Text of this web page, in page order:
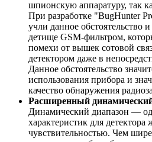
шпионскую аппаратуру, так
При разработке "BugHunter
учли данное обстоятельство
детище GSM-фильтром,
помехи от вышек сотовой
детектором даже в
Данное обстоятельство
использования прибора и
качество обнаружения
Расширенный
Динамический диапазон —
характеристик для детектора
чувствительностью. Чем